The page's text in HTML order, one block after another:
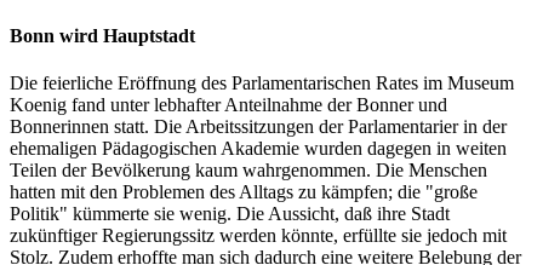
Bonn wird Hauptstadt
Die feierliche Eröffnung des Parlamentarischen Rates im Museum
Koenig fand unter lebhafter Anteilnahme der Bonner und
Bonnerinnen statt. Die Arbeitssitzungen der Parlamentarier in der
ehemaligen Pädagogischen Akademie wurden dagegen in weiten
Teilen der Bevölkerung kaum wahrgenommen. Die Menschen
hatten mit den Problemen des Alltags zu kämpfen; die "große
Politik" kümmerte sie wenig. Die Aussicht, daß ihre Stadt
zukünftiger Regierungssitz werden könnte, erfüllte sie jedoch mit
Stolz. Zudem erhoffte man sich dadurch eine weitere Belebung der